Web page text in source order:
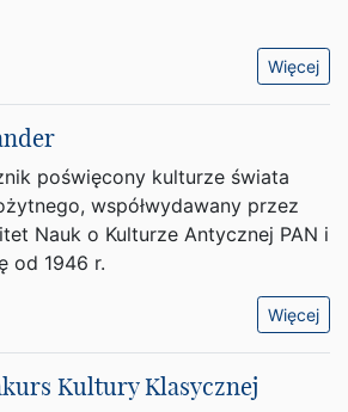
Więcej
poświęcony kulturze świata
współwydawany przez
Nauk o Kulturze Antycznej PAN i
od 1946 r.
Więcej
Kultury Klasycznej